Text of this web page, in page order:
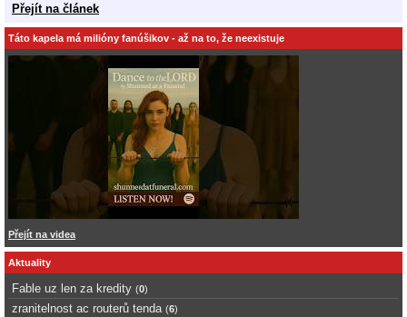
Přejít na článek
Táto kapela má milióny fanúšikov - až na to, že neexistuje
Přejít na videa
Aktuality
Fable uz len za kredity (0)
zranitelnost ac routerů tenda (6)